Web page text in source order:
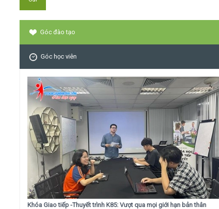
Góc đào tạo
Góc học viên
Khóa Giao tiếp -Thuyết trình K85: Vượt qua mọi giới hạn bản thân